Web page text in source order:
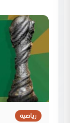
رياضية